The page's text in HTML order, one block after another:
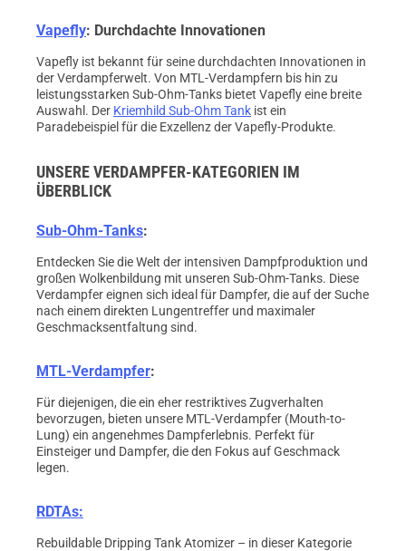
Vapefly: Durchdachte Innovationen
Vapefly ist bekannt für seine durchdachten Innovationen in
der Verdampferwelt. Von MTL-Verdampfern bis hin zu
leistungsstarken Sub-Ohm-Tanks bietet Vapefly eine breite
Auswahl. Der Kriemhild Sub-Ohm Tank ist ein
Paradebeispiel für die Exzellenz der Vapefly-Produkte.
UNSERE VERDAMPFER-KATEGORIEN IM
ÜBERBLICK
Sub-Ohm-Tanks:
Entdecken Sie die Welt der intensiven Dampfproduktion und
großen Wolkenbildung mit unseren Sub-Ohm-Tanks. Diese
Verdampfer eignen sich ideal für Dampfer, die auf der Suche
nach einem direkten Lungentreffer und maximaler
Geschmacksentfaltung sind.
MTL-Verdampfer:
Für diejenigen, die ein eher restriktives Zugverhalten
bevorzugen, bieten unsere MTL-Verdampfer (Mouth-to-
Lung) ein angenehmes Dampferlebnis. Perfekt für
Einsteiger und Dampfer, die den Fokus auf Geschmack
legen.
RDTAs:
Rebuildable Dripping Tank Atomizer – in dieser Kategorie